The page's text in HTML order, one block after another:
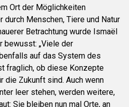
Ort der Möglichkeiten
Menschen, Tiere und Natur
Betrachtung wurde Ismaël
bewusst: „Viele der
auf das System des
fraglich, ob diese Konzepte
die Zukunft sind. Auch wenn
leer stehen, werden weitere,
Sie bleiben nun mal Orte, an